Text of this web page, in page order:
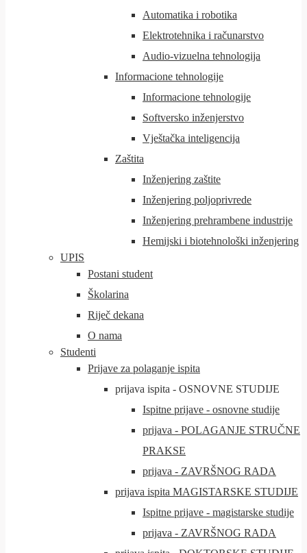
Automatika i robotika
Elektrotehnika i računarstvo
Audio-vizuelna tehnologija
Informacione tehnologije
Informacione tehnologije
Softversko inženjerstvo
Vještačka inteligencija
Zaštita
Inženjering zaštite
Inženjering poljoprivrede
Inženjering prehrambene industrije
Hemijski i biotehnološki inženjering
UPIS
Postani student
Školarina
Riječ dekana
O nama
Studenti
Prijave za polaganje ispita
prijava ispita - OSNOVNE STUDIJE
Ispitne prijave - osnovne studije
prijava - POLAGANJE STRUČNE
PRAKSE
prijava - ZAVRŠNOG RADA
prijava ispita MAGISTARSKE STUDIJE
Ispitne prijave - magistarske studije
prijava - ZAVRŠNOG RADA